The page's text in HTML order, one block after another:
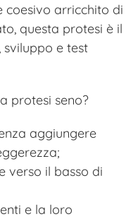
coesivo arricchito di
questa protesi è il
sviluppo e test
protesi seno?
aggiungere
verso il basso di
e la loro